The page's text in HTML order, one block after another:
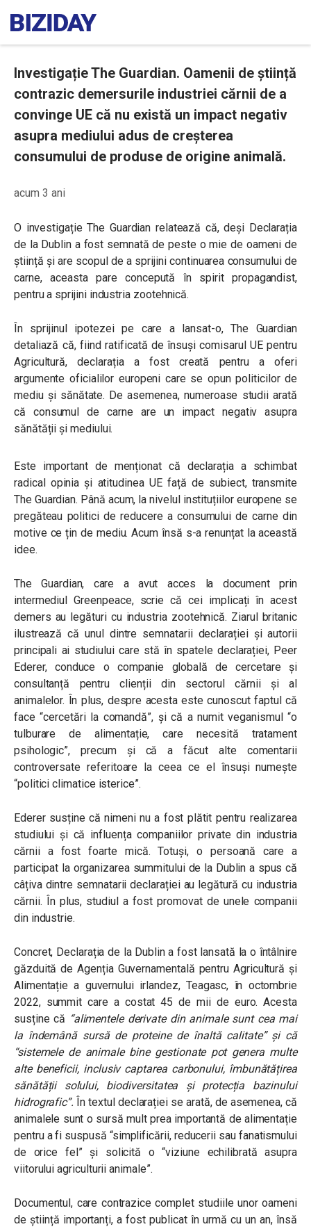
Investigație The Guardian. Oamenii de știință
contrazic demersurile industriei cărnii de a
convinge UE că nu există un impact negativ
asupra mediului adus de creșterea
consumului de produse de origine animală.
acum 3 ani
O investigație The Guardian relatează că, deși Declarația
de la Dublin a fost semnată de peste o mie de oameni de
știință și are scopul de a sprijini continuarea consumului de
carne, aceasta pare concepută în spirit propagandist,
pentru a sprijini industria zootehnică.
În sprijinul ipotezei pe care a lansat-o, The Guardian
detaliază că, fiind ratificată de însuși comisarul UE pentru
Agricultură, declarația a fost creată pentru a oferi
argumente oficialilor europeni care se opun politicilor de
mediu și sănătate. De asemenea, numeroase studii arată
că consumul de carne are un impact negativ asupra
sănătății și mediului.
Este important de menționat că declarația a schimbat
radical opinia și atitudinea UE față de subiect, transmite
The Guardian. Până acum, la nivelul instituțiilor europene se
pregăteau politici de reducere a consumului de carne din
motive ce țin de mediu. Acum însă s-a renunțat la această
idee.
The Guardian, care a avut acces la document prin
intermediul Greenpeace, scrie că cei implicați în acest
demers au legături cu industria zootehnică. Ziarul britanic
ilustrează că unul dintre semnatarii declarației și autorii
principali ai studiului care stă în spatele declarației, Peer
Ederer, conduce o companie globală de cercetare și
consultanță pentru clienții din sectorul cărnii și al
animalelor. În plus, despre acesta este cunoscut faptul că
face “cercetări la comandă”, și că a numit veganismul “o
tulburare de alimentație, care necesită tratament
psihologic”, precum și că a făcut alte comentarii
controversate referitoare la ceea ce el însuși numește
“politici climatice isterice”.
Ederer susține că nimeni nu a fost plătit pentru realizarea
studiului și că influența companiilor private din industria
cărnii a fost foarte mică. Totuși, o persoană care a
participat la organizarea summitului de la Dublin a spus că
câțiva dintre semnatarii declarației au legătură cu industria
cărnii. În plus, studiul a fost promovat de unele companii
din industrie.
Concret, Declarația de la Dublin a fost lansată la o întâlnire
găzduită de Agenția Guvernamentală pentru Agricultură și
Alimentație a guvernului irlandez, Teagasc, în octombrie
2022, summit care a costat 45 de mii de euro. Acesta
susține că “alimentele derivate din animale sunt cea mai
la îndemână sursă de proteine ​​de înaltă calitate” și că
“sistemele de animale bine gestionate pot genera multe
alte beneficii, inclusiv captarea carbonului, îmbunătățirea
sănătății solului, biodiversitatea și protecția bazinului
hidrografic”. În textul declarației se arată, de asemenea, că
animalele sunt o sursă mult prea importantă de alimentație
pentru a fi suspusă “simplificării, reducerii sau fanatismului
de orice fel” și solicită o “viziune echilibrată asupra
viitorului agriculturii animale”.
Documentul, care contrazice complet studiile unor oameni
de știință importanți, a fost publicat în urmă cu un an, însă